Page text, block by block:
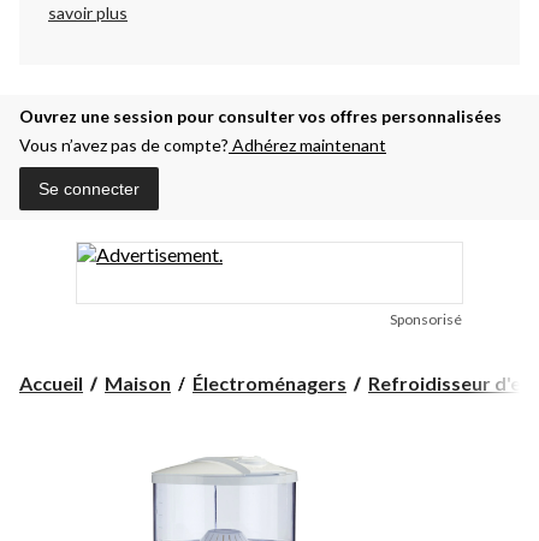
savoir plus
Ouvrez une session pour consulter vos offres personnalisées
Vous n’avez pas de compte? Adhérez maintenant
Se connecter
Sponsorisé
Accueil Maison Électroménagers Refroidisseur